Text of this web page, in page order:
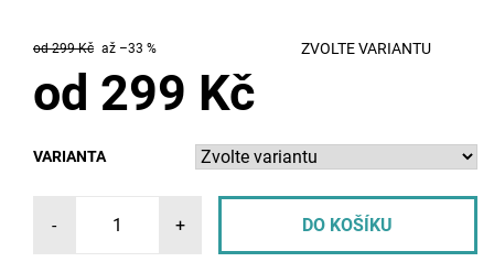
od 299 Kč až –33 % ZVOLTE VARIANTU
od 299 Kč
VARIANTA
- +